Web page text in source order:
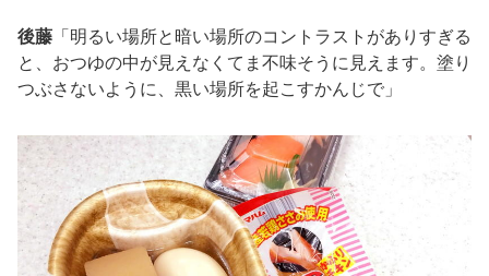
後藤 「明るい場所と暗い場所のコントラストがありすぎる
と、おつゆの中が見えなくてま不味そうに見えます。塗り
つぶさないように、黒い場所を起こすかんじで」